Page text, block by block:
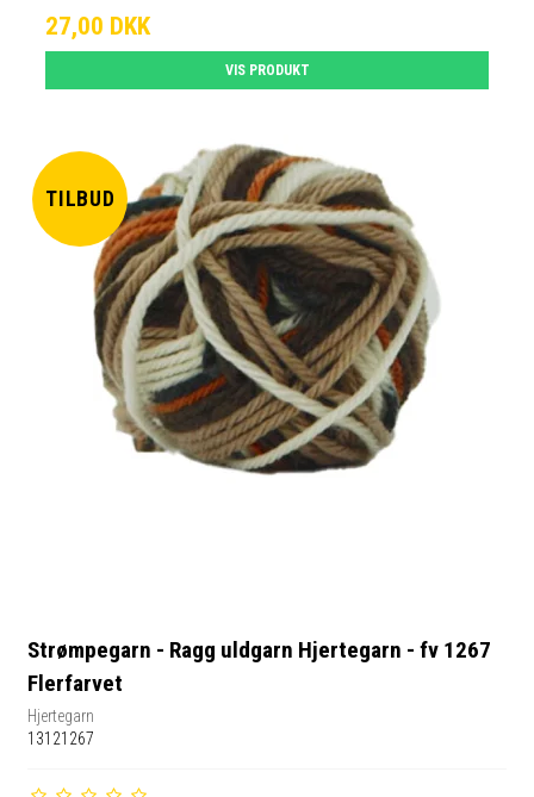
27,00 DKK
VIS PRODUKT
TILBUD
Strømpegarn - Ragg uldgarn Hjertegarn - fv 1267
Flerfarvet
Hjertegarn
13121267